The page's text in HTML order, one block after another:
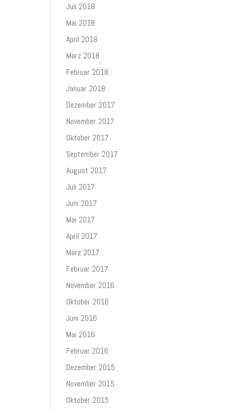
Juli 2018
Mai 2018
April 2018
März 2018
Februar 2018
Januar 2018
Dezember 2017
November 2017
Oktober 2017
September 2017
August 2017
Juli 2017
Juni 2017
Mai 2017
April 2017
März 2017
Februar 2017
November 2016
Oktober 2016
Juni 2016
Mai 2016
Februar 2016
Dezember 2015
November 2015
Oktober 2015